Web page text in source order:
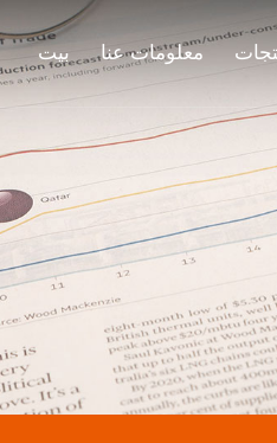
بيت معلومات عنا